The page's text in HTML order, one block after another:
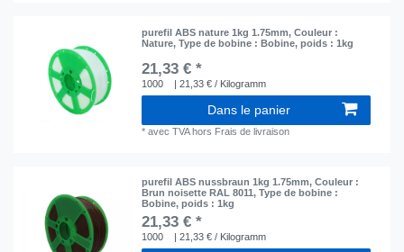
purefil ABS nature 1kg 1.75mm, Couleur :
Nature, Type de bobine : Bobine, poids : 1kg
21,33 € *
1000 | 21,33 € / Kilogramm
Dans le panier
*avec TVAhors Frais de livraison
purefil ABS nussbraun 1kg 1.75mm, Couleur :
Brun noisette RAL 8011, Type de bobine :
Bobine, poids : 1kg
21,33 € *
1000 | 21,33 € / Kilogramm